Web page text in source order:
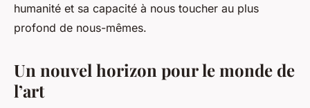
humanité et sa capacité à nous toucher au plus
profond de nous-mêmes.
Un nouvel horizon pour le monde de
l’art